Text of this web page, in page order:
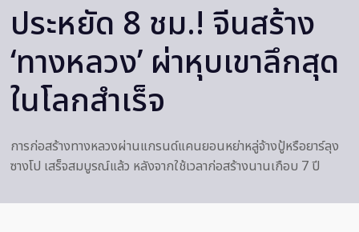
ประหยัด 8 ชม.! จีนสร้าง
‘ทางหลวง’ ผ่าหุบเขาลึกสุด
ในโลกสำเร็จ
การก่อสร้างทางหลวงผ่านแกรนด์แคนยอนหย่าหลู่จ้างปู้หรือยาร์ลุง
ซางโป เสร็จสมบูรณ์แล้ว หลังจากใช้เวลาก่อสร้างนานเกือบ 7 ปี